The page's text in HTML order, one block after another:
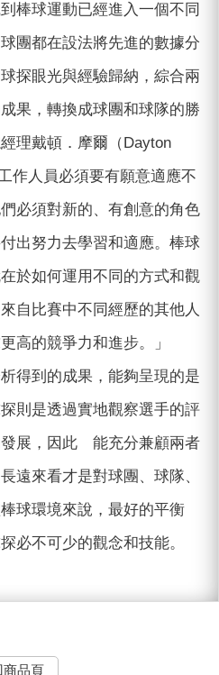
棒球運動已經進入一個不同
團都在設法將先進的數據分
探眼光與經驗歸納，綜合兩
果，轉換成球團和球隊的勝
理戴頓．摩爾（Dayton
作人員必須要有願意適應不
必須對新的、有創意的角色
出努力去學習和適應。棒球
於如何運用不同的方式和觀
自比賽中不同經歷的其他人
高的競爭力和進步。」
得到的成果，能夠呈現的是
則是透過實地觀察選手的評
展，因此 能充分兼顧兩者
遠來看才是對球團、球隊、
球環境來說，最好的平衡
必不可少的觀念和技能。
商品頁